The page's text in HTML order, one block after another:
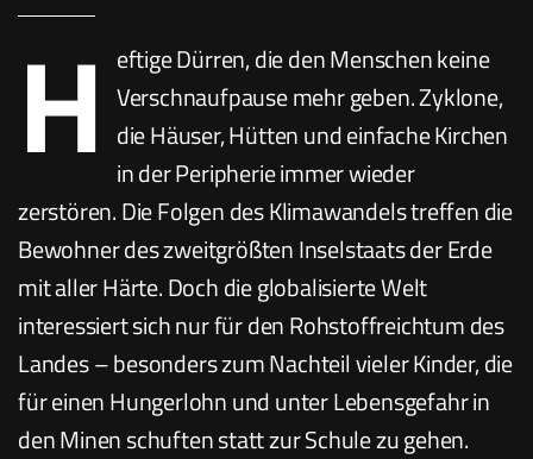
H eftige Dürren, die den Menschen keine
Verschnaufpause mehr geben. Zyklone,
die Häuser, Hütten und einfache Kirchen
in der Peripherie immer wieder
zerstören. Die Folgen des Klimawandels treffen die
Bewohner des zweitgrößten Inselstaats der Erde
mit aller Härte. Doch die globalisierte Welt
interessiert sich nur für den Rohstoffreichtum des
Landes – besonders zum Nachteil vieler Kinder, die
für einen Hungerlohn und unter Lebensgefahr in
den Minen schuften statt zur Schule zu gehen.